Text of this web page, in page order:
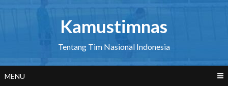
Kamustimnas
Tentang Tim Nasional Indonesia
MENU